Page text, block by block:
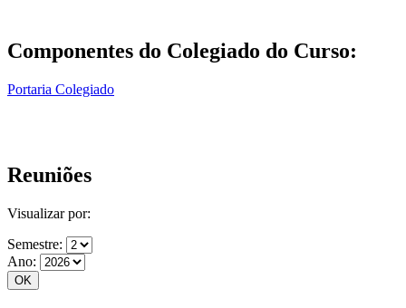
Componentes do Colegiado do Curso:
Portaria Colegiado
Reuniões
Visualizar por:
Semestre:
Ano: